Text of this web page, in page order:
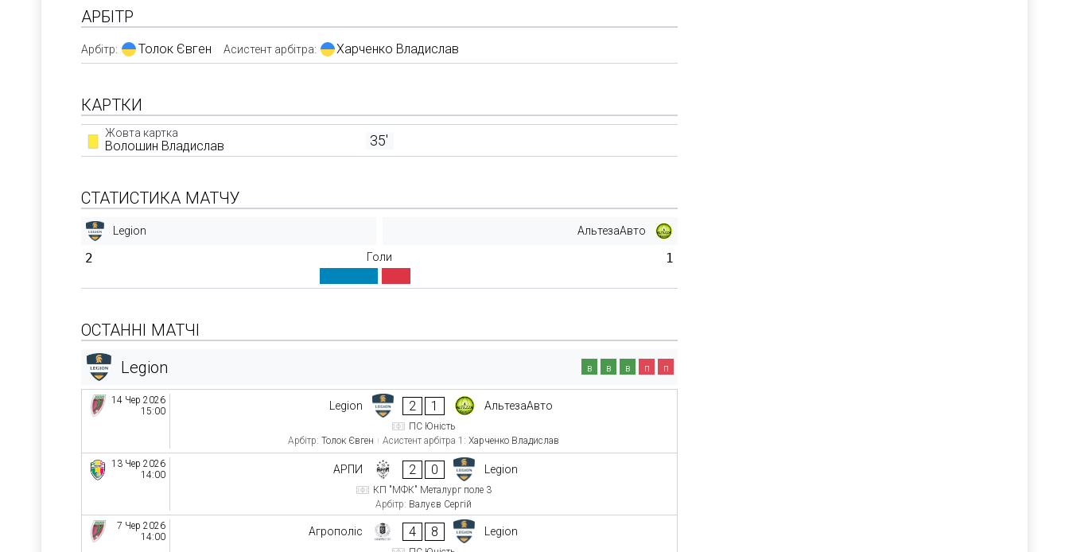
АРБІТР
Арбітр: Толок Євген Асистент арбітра: Харченко Владислав
КАРТКИ
Жовта картка
Волошин Владислав 35'
СТАТИСТИКА МАТЧУ
Legion АльтезаАвто
2 Голи 1
ОСТАННІ МАТЧІ
Legion
в в в п п
14 Чер 2026
15:00
Legion 2 1 АльтезаАвто
ПС Юність
Арбітр: Толок Євген Асистент арбітра 1: Харченко Владислав
13 Чер 2026
14:00
АРПИ 2 0 Legion
КП "МФК" Металург поле 3
Арбітр: Валуєв Сергій
7 Чер 2026
14:00
Агрополіс 4 8 Legion